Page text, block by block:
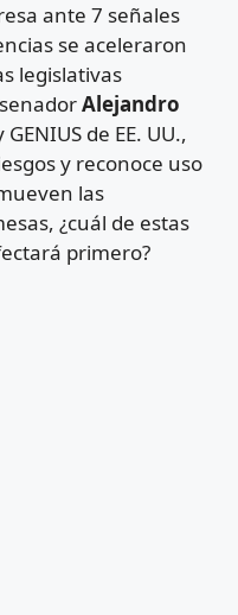
ante 7 señales
se aceleraron
legislativas
Alejandro
de EE. UU.,
y reconoce uso
las
¿cuál de estas
primero?